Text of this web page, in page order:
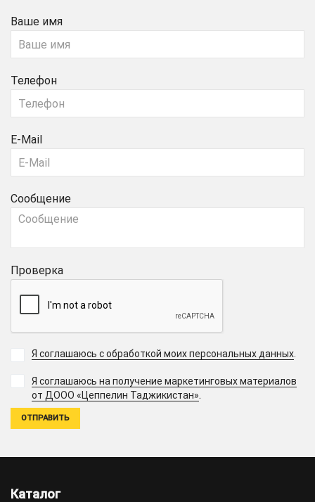
Ваше имя
Телефон
E-Mail
Сообщение
Проверка
Я соглашаюсь с обработкой моих персональных данных
Я соглашаюсь на получение маркетинговых материалов
от ДООО «Цеппелин Таджикистан».
Каталог